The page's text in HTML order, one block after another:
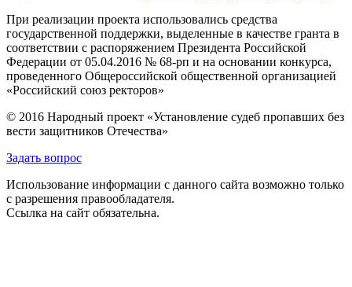
При реализации проекта использовались средства
государственной поддержки, выделенные в качестве гранта в
соответствии с распоряжением Президента Российской
Федерации от 05.04.2016 № 68-рп и на основании конкурса,
проведенного Общероссийской общественной организацией
«Российский союз ректоров»
© 2016 Народный проект «Установление судеб пропавших без
вести защитников Отечества»
Задать вопрос
Использование информации с данного сайта возможно только
с разрешения правообладателя.
Ссылка на сайт обязательна.